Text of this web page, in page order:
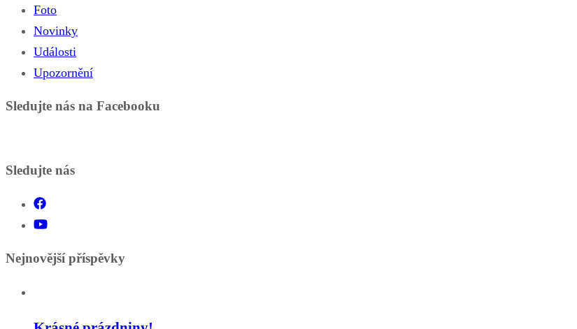
Foto
Novinky
Události
Upozornění
Sledujte nás na Facebooku
Sledujte nás
Nejnovější příspěvky